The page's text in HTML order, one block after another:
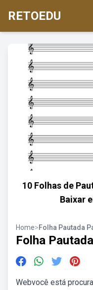
RETOEDU
10 Folhas de
Baixar
Home>Folha Pautada
Folha
Webvocê está